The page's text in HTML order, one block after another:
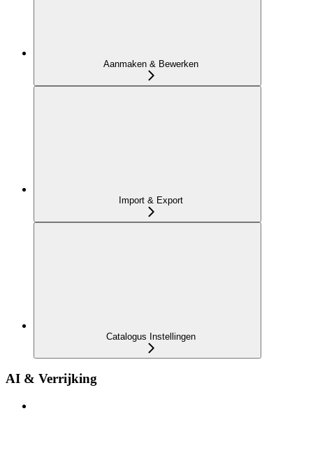
Aanmaken & Bewerken
Import & Export
Catalogus Instellingen
AI & Verrijking